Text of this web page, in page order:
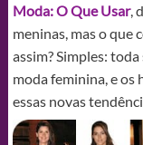
Moda: O Que Usar,
meninas, mas o que
assim? Simples:
moda feminina, e os
essas novas